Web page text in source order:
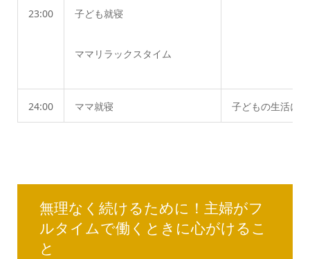
23:00 子ども就寝
ママリラックスタイム
24:00 ママ就寝 子どもの生活に
無理なく続けるために！主婦がフ
ルタイムで働くときに心がけるこ
と